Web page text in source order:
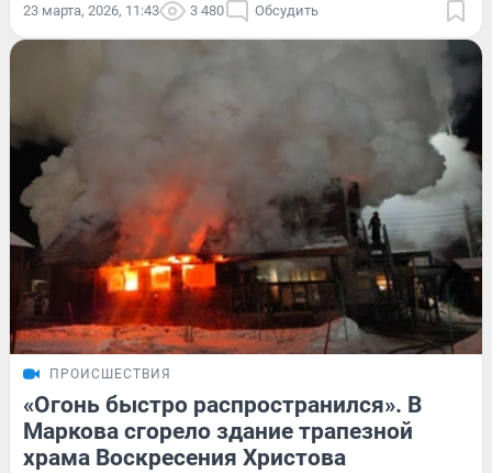
23 марта, 2026, 11:43 3 480 Обсудить
ПРОИСШЕСТВИЯ
«Огонь быстро распространился». В
Маркова сгорело здание трапезной
храма Воскресения Христова